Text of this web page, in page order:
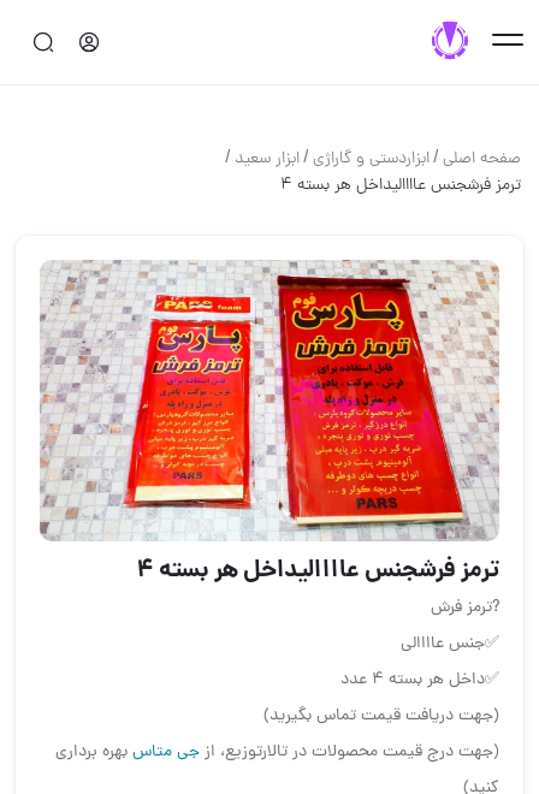
صفحه اصلی/ابزاردستی و گاراژی/ابزار سعید /
ترمز فرشجنس عااااليداخل هر بسته ٤
ترمز فرشجنس عااااليداخل هر بسته ٤
?ترمز فرش
✅جنس عاااالي
✅داخل هر بسته ٤ عدد
(جهت دریافت قیمت تماس بگیرید)
(جهت درج قیمت محصولات در تالارتوزیع، ازجی متاسبهره برداری
کنید)